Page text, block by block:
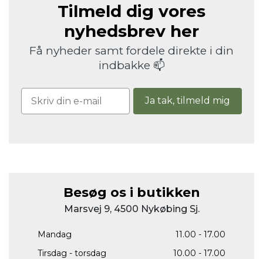
Tilmeld dig vores
nyhedsbrev her
Få nyheder samt fordele direkte i din
indbakke 📫
Ja tak, tilmeld mig
Besøg os i butikken
Marsvej 9, 4500 Nykøbing Sj.
Mandag
11.00 - 17.00
Tirsdag - torsdag
10.00 - 17.00